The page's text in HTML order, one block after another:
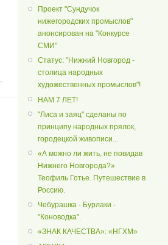
Проект "Сундучок
нижегородских промыслов"
анонсирован на "Конкурсе
СМИ"
Статус: "Нижний Новгород -
столица народных
художественных промыслов"!
НАМ 7 ЛЕТ!
"Лиса и заяц" сделаны по
принципу народных прялок,
городецкой живописи...
«А можно ли жить, не повидав
Нижнего Новгорода?»
Теофиль Готье. Путешествие в
Россию.
Чебурашка - Бурлаки -
"Коноводка".
«ЗНАК КАЧЕСТВА»: «НГХМ»